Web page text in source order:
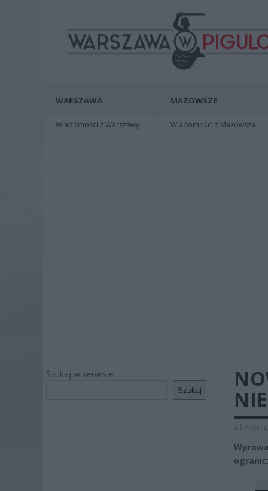
WARSZAWA
Wiadomości z Warszawy
MAZOWSZE
Wiadomości z Mazowsza
Szukaj w serwisie
Szukaj
2